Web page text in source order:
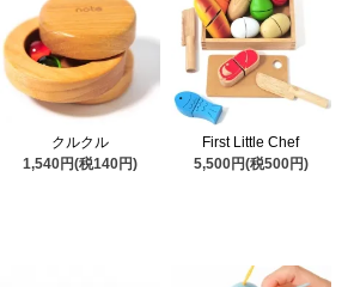
クルクル
1,540円(税140円)
First Little Chef
5,500円(税500円)